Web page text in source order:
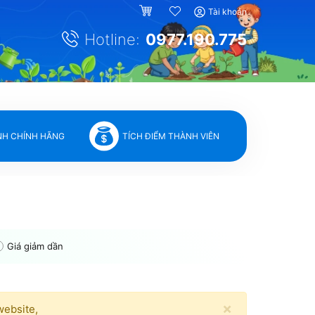
Tài khoản
Hotline: 0977.190.775
CHÍNH HÃNG TÍCH ĐIỂM THÀNH VIÊN
Giá giảm dần
×